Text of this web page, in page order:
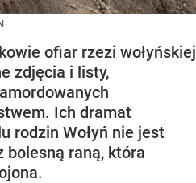
ofiar rzezi wołyńskiej
zdjęcia i listy,
Ich dramat
rodzin Wołyń nie jest
bolesną raną, która